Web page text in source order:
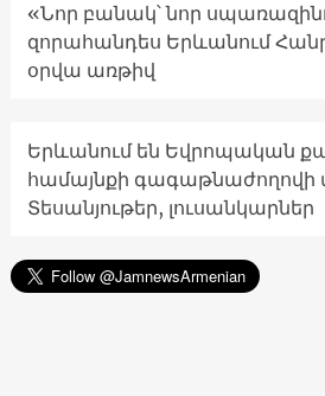
«Նոր բանակ՝ նոր
զորահանդես Երևանում
օրվա առթիվ
Երևանում են Եվրոպական
համայնքի գագաթնաժողովի
Տեսանյութեր, լուսանկարներ